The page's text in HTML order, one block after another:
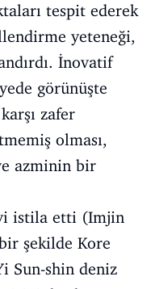
tespit ederek
yeteneği,
İnovatif
görünüşte
zafer
olması,
azminin bir
istila etti (Imjin
şekilde Kore
Sun-shin deniz